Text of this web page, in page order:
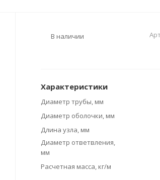
В наличии
Характеристики
Диаметр трубы, мм
Диаметр оболочки, мм
Длина узла, мм
Диаметр ответвления,
мм
Расчетная масса, кг/м